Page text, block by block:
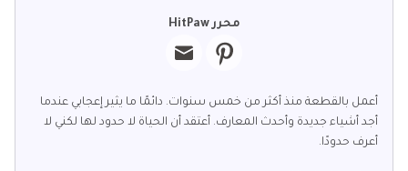
محرر HitPaw
أعمل بالقطعة منذ أكثر من خمس سنوات. دائمًا ما يثير إعجابي عندما
أجد أشياء جديدة وأحدث المعارف. أعتقد أن الحياة لا حدود لها لكني لا
أعرف حدودًا.